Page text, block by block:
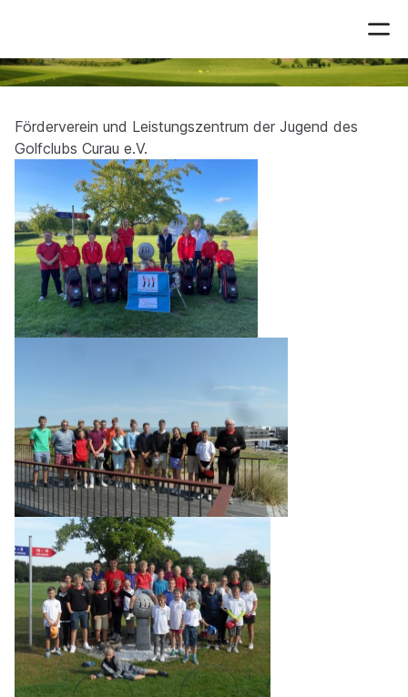
Förderverein und Leistungszentrum der Jugend des
Golfclubs Curau e.V.